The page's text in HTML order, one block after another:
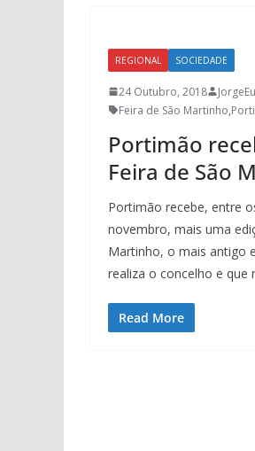
REGIONAL SOCIEDADE
24 Outubro, 2018
Feira de São Martinho,
Portimão
Feira de São
Portimão recebe, entre
novembro, mais uma
Martinho, o mais antigo
realiza o concelho e que
Read More